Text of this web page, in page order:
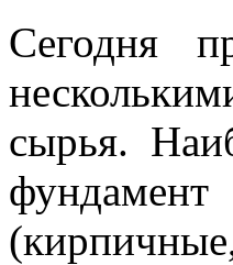
Сегодня
сырья.